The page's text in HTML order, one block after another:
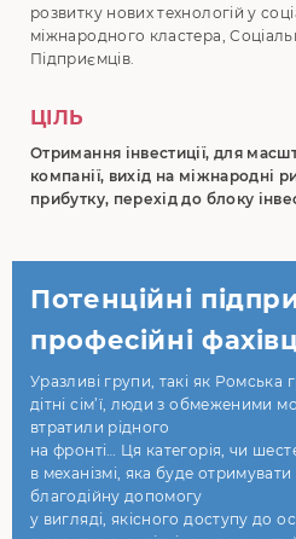
розвитку нових технологій у
міжнародного кластера,
Підприємців.
ЦІЛЬ
Отримання інвестиції, для
компанії, вихід на міжнародні
прибутку, перехід до блоку
Потенційні
професійні
Уразливі групи, такі як Ромська
дітні сім’ї, люди з обмеженими
втратили рідного
на фронті… Ця категорія, чи
в механізмі, яка буде отримувати
благодійну допомогу
у вигляді, якісного доступу до